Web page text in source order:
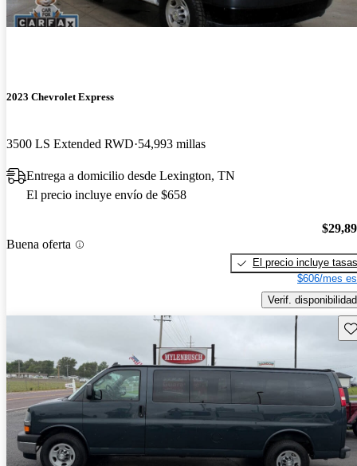
2023 Chevrolet Express
3500 LS Extended RWD 54,993 millas
Entrega a domicilio desde Lexington, TN
El precio incluye envío de $658
Buena oferta
El precio incluye tasas
$606/mes
Verif. disponibilidad